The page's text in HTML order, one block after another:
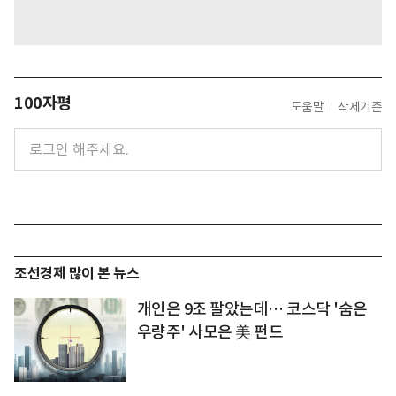
100자평 도움말 삭제기준
조선경제 많이 본 뉴스
개인은 9조 팔았는데… 코스닥 '숨은
우량주' 사모은 美 펀드